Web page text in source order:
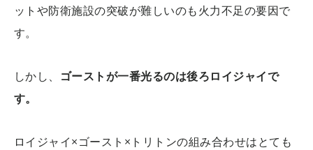
ットや防衛施設の突破が難しいのも火力不足の要因で
す。
しかし、 ゴーストが一番光るのは後ろロイジャイで
す。
ロイジャイ×ゴースト×トリトンの組み合わせはとても